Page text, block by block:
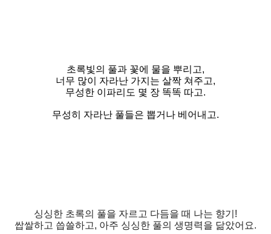
초록빛의 풀과 꽃에 물을 뿌리고,
너무 많이 자라난 가지는 살짝 쳐주고,
무성한 이파리도 몇 장 똑똑 따고.
무성히 자라난 풀들은 뽑거나 베어내고.
싱싱한 초록의 풀을 자르고 다듬을 때 나는 향기!
쌉쌀하고 씁쓸하고, 아주 싱싱한 풀의 생명력을 닮았어요.